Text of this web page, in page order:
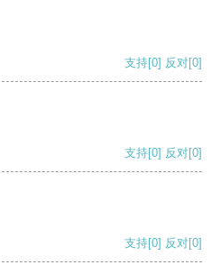
支持[0] 反对[0]
支持[0] 反对[0]
支持[0] 反对[0]